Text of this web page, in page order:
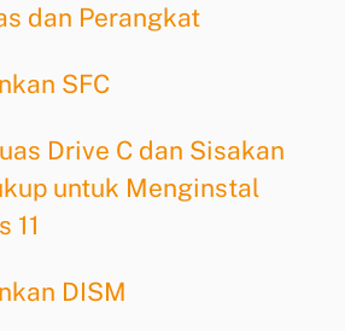
dan Perangkat
SFC
Drive C dan Sisakan
untuk Menginstal
11
DISM